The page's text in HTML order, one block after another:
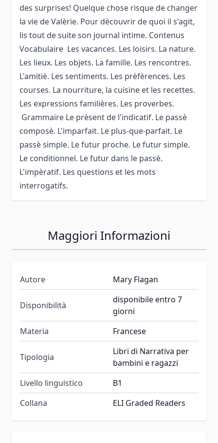
des surprises! Quelque chose risque de changer
la vie de Valèrie. Pour dècouvrir de quoi il s'agit,
lis tout de suite son journal intime. Contenus
Vocabulaire Les vacances. Les loisirs. La nature.
Les lieux. Les objets. La famille. Les rencontres.
L'amitiè. Les sentiments. Les prèfèrences. Les
courses. La nourriture, la cuisine et les recettes.
Les expressions familières. Les proverbes.
Grammaire Le prèsent de l'indicatif. Le passè
composè. L'imparfait. Le plus-que-parfait. Le
passè simple. Le futur proche. Le futur simple.
Le conditionnel. Le futur dans le passè.
L'impèratif. Les questions et les mots
interrogatifs.
Maggiori Informazioni
Autore Mary Flagan
Disponibilità
disponibile entro 7
giorni
Materia
Francese
Tipologia
Libri di Narrativa per
bambini e ragazzi
Livello linguistico
B1
Collana
ELI Graded Readers